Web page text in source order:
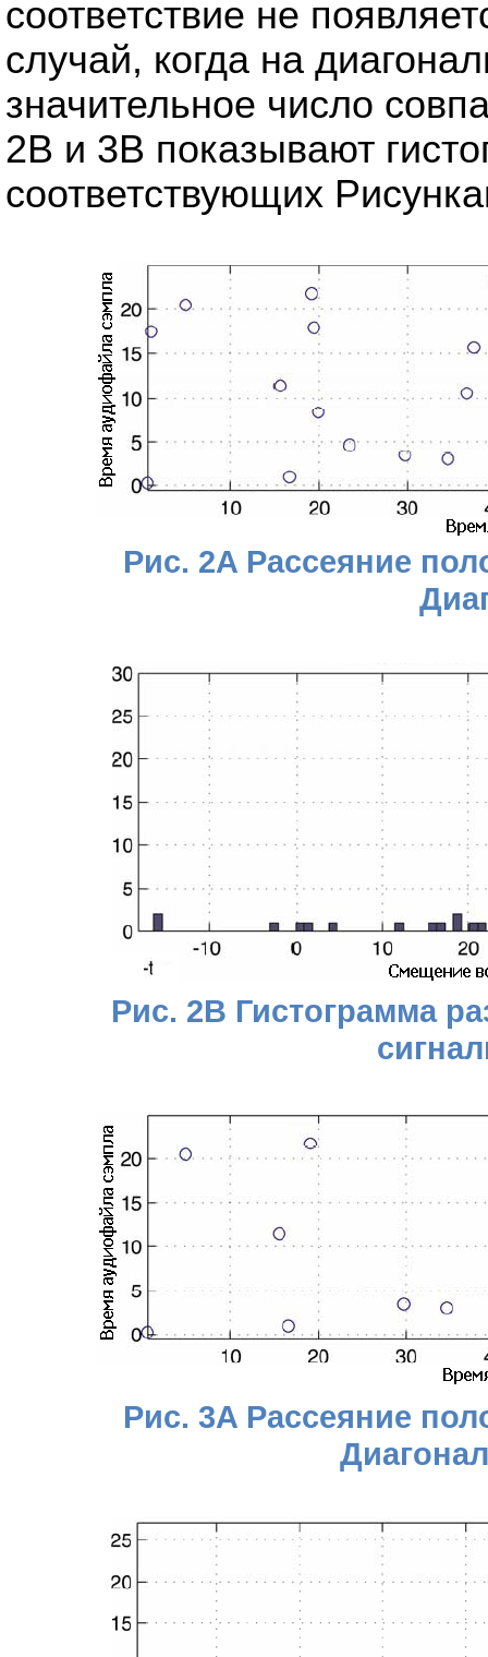
соответствие не
случай, когда на
значительное число
2B и 3B показывают
соответствующих
Рис. 2A Рассеяние
Рис. 2B Гистограмма
Рис. 3A Рассеяние